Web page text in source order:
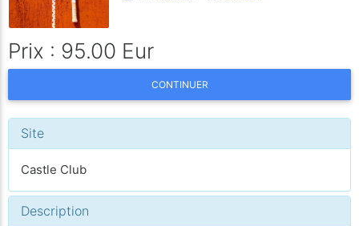
Prix : 95.00 Eur
CONTINUER
Site
Castle Club
Description